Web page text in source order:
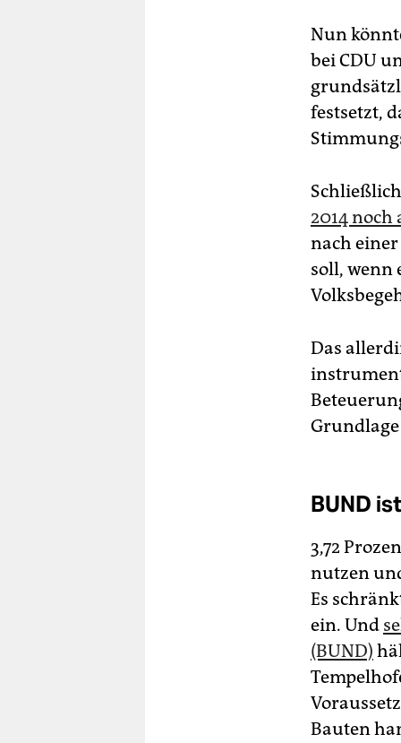
Nun
bei CDU
festsetzt,
2014
nach
soll, wenn
Das
BUND
3,72
nutzen
Es
ein. Und
(BUND)
Bauten